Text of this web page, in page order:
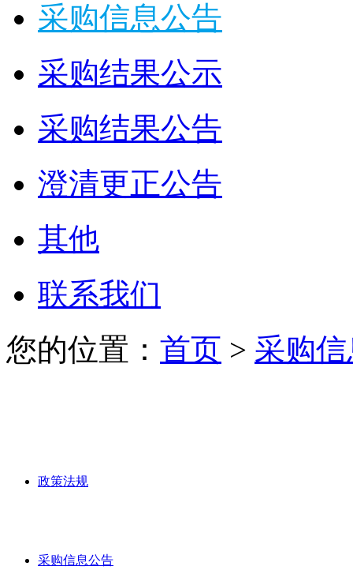
采购信息公告
采购结果公示
采购结果公告
澄清更正公告
其他
联系我们
您的位置： 首页 > 采购
政策法规
采购信息公告